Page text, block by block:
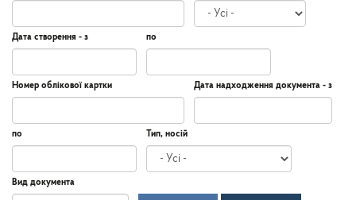
Дата створення - з
Дата
Дата
створення
з
по
Номер облікової картки Дата надходження документа - з
надходження
-
по
Дата
по
Тип, носій
Вид документа